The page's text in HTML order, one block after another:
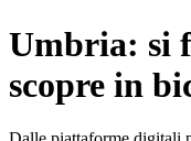
Umbria: si
scopre in